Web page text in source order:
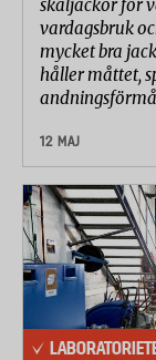
skaljackor för
vardagsbruk
mycket bra
håller måttet,
12 MAJ